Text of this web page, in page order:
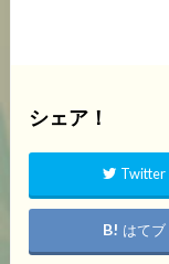
シェア！
Twitter
はてブ